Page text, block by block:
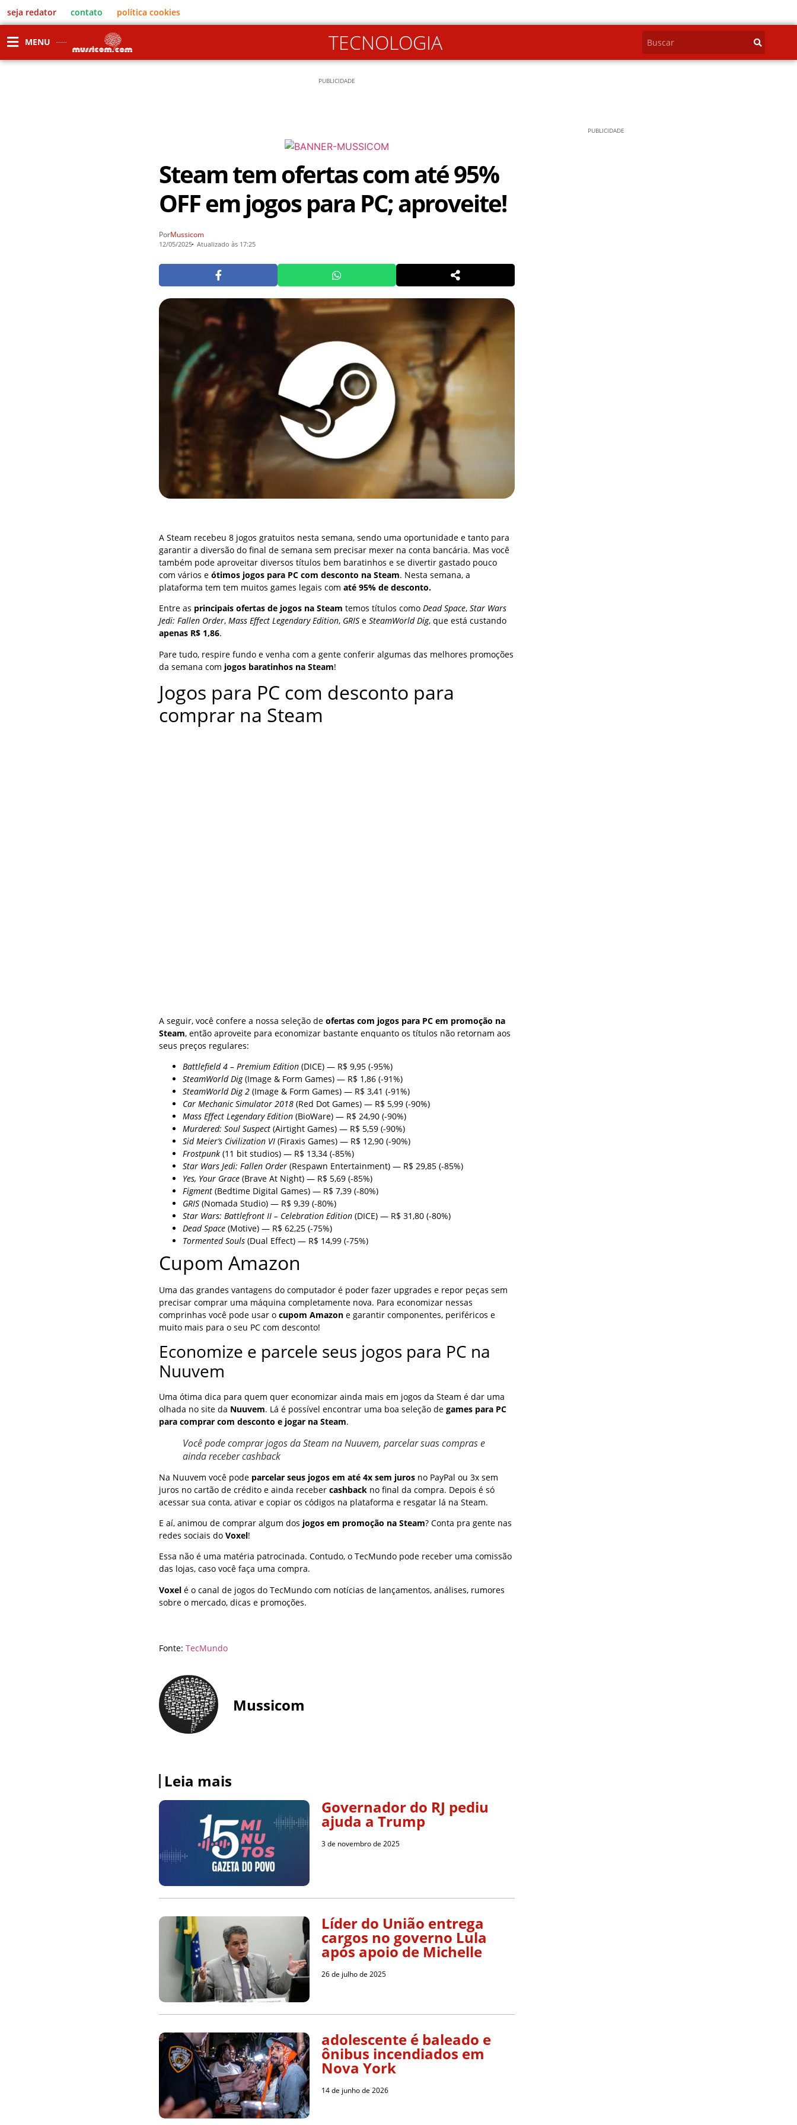
seja redator contato política cookies
MENU TECNOLOGIA
PUBLICIDADE
Steam tem ofertas com até 95%
OFF em jogos para PC; aproveite!
PorMussicom
12/05/2025 Atualizado às 17:25
A Steam recebeu 8 jogos gratuitos nesta semana, sendo uma oportunidade e tanto para
garantir a diversão do final de semana sem precisar mexer na conta bancária. Mas você
também pode aproveitar diversos títulos bem baratinhos e se divertir gastado pouco
com vários e ótimos jogos para PC com desconto na Steam. Nesta semana, a
plataforma tem tem muitos games legais com até 95% de desconto.
Entre as principais ofertas de jogos na Steam temos títulos como Dead Space, Star Wars
Jedi: Fallen Order, Mass Effect Legendary Edition, GRIS e SteamWorld Dig, que está custando
apenas R$ 1,86.
Pare tudo, respire fundo e venha com a gente conferir algumas das melhores promoções
da semana com jogos baratinhos na Steam!
Jogos para PC com desconto para
comprar na Steam
A seguir, você confere a nossa seleção de ofertas com jogos para PC em promoção na
Steam, então aproveite para economizar bastante enquanto os títulos não retornam aos
seus preços regulares:
Battlefield 4 – Premium Edition (DICE) — R$ 9,95 (-95%)
SteamWorld Dig(Image & Form Games) — R$ 1,86 (-91%)
SteamWorld Dig 2 (Image & Form Games) — R$ 3,41 (-91%)
Car Mechanic Simulator 2018 (Red Dot Games) — R$ 5,99 (-90%)
Mass Effect Legendary Edition (BioWare) — R$ 24,90 (-90%)
Murdered: Soul Suspect (Airtight Games) — R$ 5,59 (-90%)
Sid Meier’s Civilization VI (Firaxis Games) — R$ 12,90 (-90%)
Frostpunk (11 bit studios) — R$ 13,34 (-85%)
Star Wars Jedi: Fallen Order (Respawn Entertainment) — R$ 29,85 (-85%)
Yes, Your Grace (Brave At Night) — R$ 5,69 (-85%)
Figment (Bedtime Digital Games) — R$ 7,39 (-80%)
GRIS (Nomada Studio) — R$ 9,39 (-80%)
Star Wars: Battlefront II – Celebration Edition (DICE) — R$ 31,80 (-80%)
Dead Space (Motive) — R$ 62,25 (-75%)
Tormented Souls (Dual Effect) — R$ 14,99 (-75%)
Cupom Amazon
Uma das grandes vantagens do computador é poder fazer upgrades e repor peças sem
precisar comprar uma máquina completamente nova. Para economizar nessas
comprinhas você pode usar o cupom Amazon e garantir componentes, periféricos e
muito mais para o seu PC com desconto!
Economize e parcele seus jogos para PC na
Nuuvem
Uma ótima dica para quem quer economizar ainda mais em jogos da Steam é dar uma
olhada no site da Nuuvem. Lá é possível encontrar uma boa seleção de games para PC
para comprar com desconto e jogar na Steam.
Você pode comprar jogos da Steam na Nuuvem, parcelar suas compras e
ainda receber cashback
Na Nuuvem você pode parcelar seus jogos em até 4x sem juros no PayPal ou 3x sem
juros no cartão de crédito e ainda receber cashback no final da compra. Depois é só
acessar sua conta, ativar e copiar os códigos na plataforma e resgatar lá na Steam.
E aí, animou de comprar algum dos jogos em promoção na Steam? Conta pra gente nas
redes sociais do Voxel!
Essa não é uma matéria patrocinada. Contudo, o TecMundo pode receber uma comissão
das lojas, caso você faça uma compra.
Voxel é o canal de jogos do TecMundo com notícias de lançamentos, análises, rumores
sobre o mercado, dicas e promoções.
Fonte: TecMundo
Mussicom
Leia mais
Governador do RJ pediu
ajuda a Trump
3 de novembro de 2025
Líder do União entrega
cargos no governo Lula
após apoio de Michelle
26 de julho de 2025
adolescente é baleado e
ônibus incendiados em
Nova York
14 de junho de 2026
PUBLICIDADE